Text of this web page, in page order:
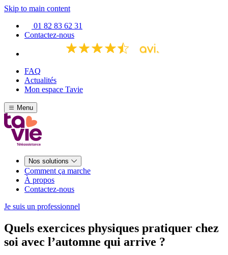
Skip to main content
01 82 83 62 31
Contactez-nous
FAQ
Actualités
Mon espace Tavie
Menu
Nos solutions
Comment ça marche
À propos
Contactez-nous
Je suis un professionnel
Quels exercices physiques pratiquer chez
soi avec l’automne qui arrive ?